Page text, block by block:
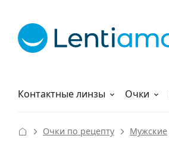
Контактные линзы
Растворы Очки
Как заказать
Очки по рецепту Мужские